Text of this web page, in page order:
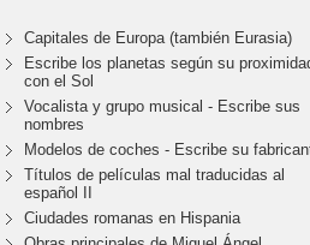
Capitales de Europa (también Eurasia)
Escribe los planetas según su
con el Sol
Vocalista y grupo musical - Escribe sus
nombres
Modelos de coches - Escribe su
Títulos de películas mal traducidas al
español II
Ciudades romanas en Hispania